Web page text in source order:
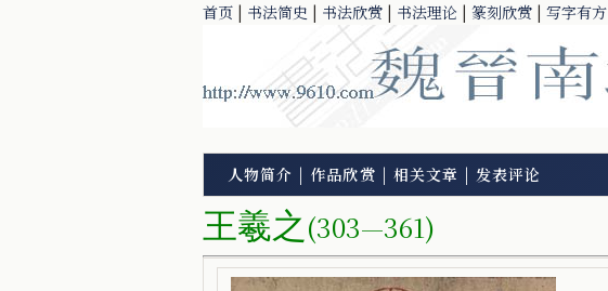
首页 | 书法简史 | 书法欣赏 | 书法理论 | 篆刻欣赏 | 写字有方
人物简介 | 作品欣赏 | 相关文章 | 发表评论
王羲之 (303—361)